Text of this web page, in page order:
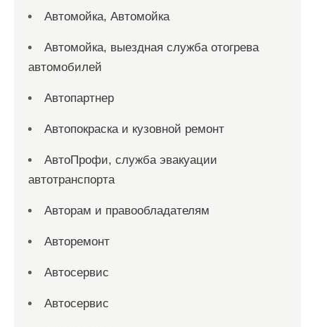
Автомойка, Автомойка
Автомойка, выездная служба отогрева
автомобилей
Автопартнер
Автопокраска и кузовной ремонт
АвтоПрофи, служба эвакуации
автотранспорта
Авторам и правообладателям
Авторемонт
Автосервис
Автосервис